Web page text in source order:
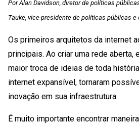
Por Alan Davidson, diretor de políticas
Tauke, vice-presidente de políticas públicas
Os primeiros arquitetos da internet
principais. Ao criar uma rede
maior troca de ideias de toda
internet expansível, tornaram
inovação em sua infraestrutura.
É muito importante encontrar